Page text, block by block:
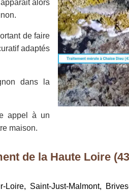
alors
de faire
adaptés
dans la
appel à un
maison.
de la Haute Loire
Saint-Just-Malmont,